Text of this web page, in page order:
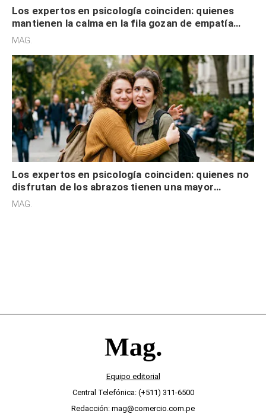
Los expertos en psicología coinciden: quienes
mantienen la calma en la fila gozan de empatía
cognitiva, gratitud y no solo tienen autocontrol
MAG.
Los expertos en psicología coinciden: quienes no
disfrutan de los abrazos tienen una mayor
sensibilidad a los estímulos físicos y no es por
MAG.
Equipo editorial
Central Telefónica: (+511) 311-6500
Redacción: mag@comercio.com.pe